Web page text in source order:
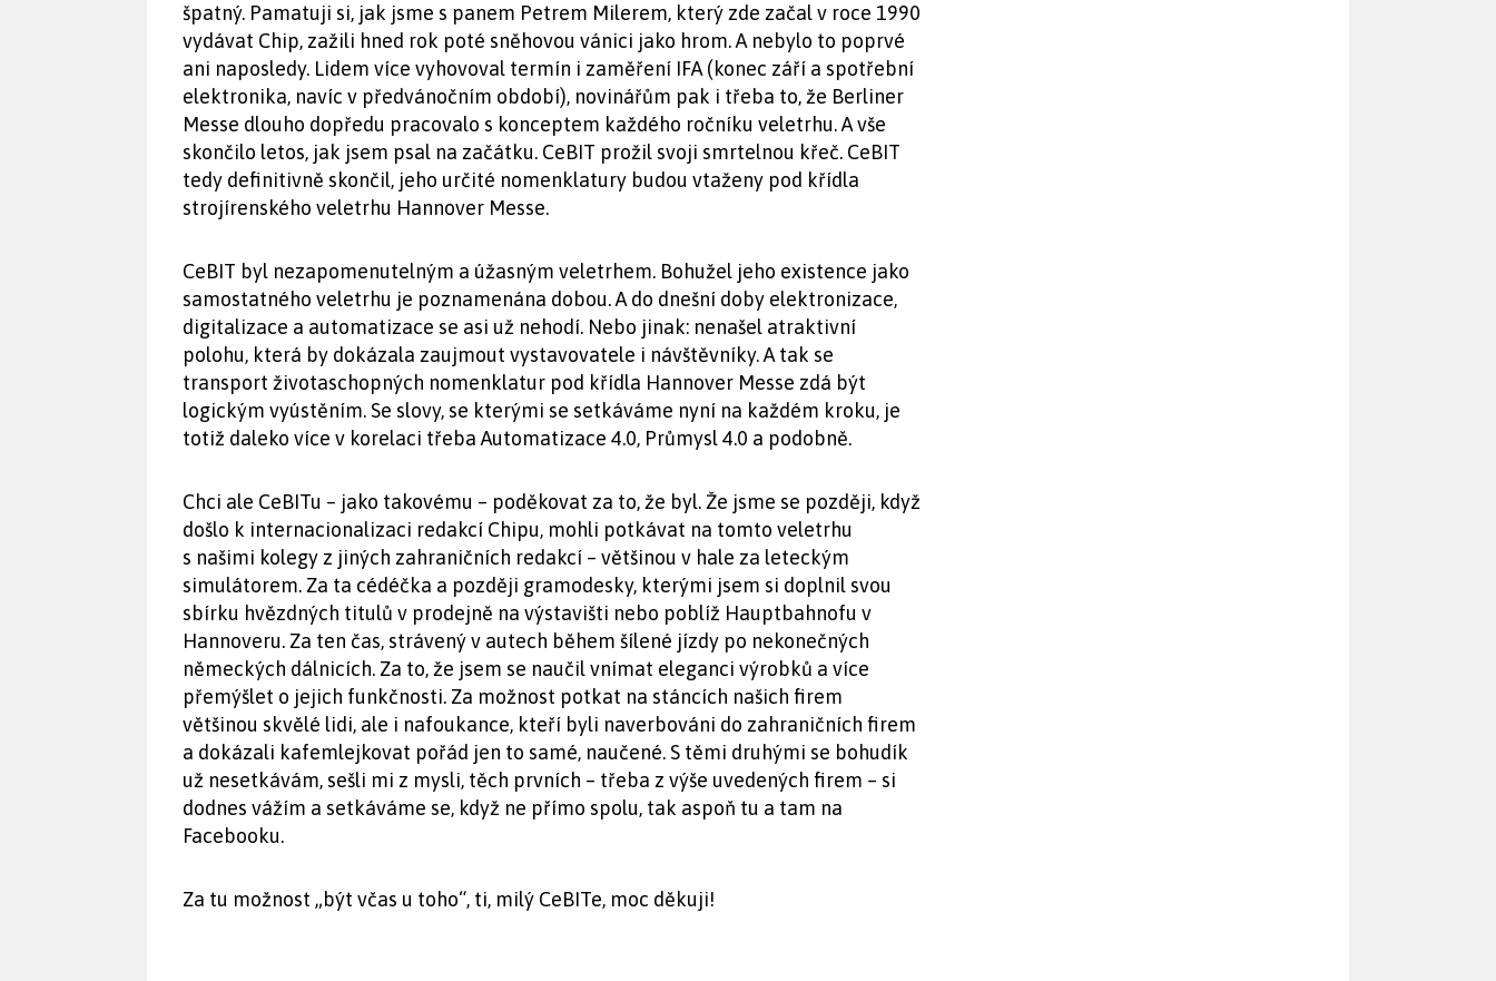
špatný. Pamatuji si, jak jsme s panem Petrem Milerem, který zde začal v roce 1990
vydávat Chip, zažili hned rok poté sněhovou vánici jako hrom. A nebylo to poprvé
ani naposledy. Lidem více vyhovoval termín i zaměření IFA (konec září a spotřební
elektronika, navíc v předvánočním období), novinářům pak i třeba to, že Berliner
Messe dlouho dopředu pracovalo s konceptem každého ročníku veletrhu. A vše
skončilo letos, jak jsem psal na začátku. CeBIT prožil svoji smrtelnou křeč. CeBIT
tedy definitivně skončil, jeho určité nomenklatury budou vtaženy pod křídla
strojírenského veletrhu Hannover Messe.
CeBIT byl nezapomenutelným a úžasným veletrhem. Bohužel jeho existence jako
samostatného veletrhu je poznamenána dobou. A do dnešní doby elektronizace,
digitalizace a automatizace se asi už nehodí. Nebo jinak: nenašel atraktivní
polohu, která by dokázala zaujmout vystavovatele i návštěvníky. A tak se
transport životaschopných nomenklatur pod křídla Hannover Messe zdá být
logickým vyústěním. Se slovy, se kterými se setkáváme nyní na každém kroku, je
totiž daleko více v korelaci třeba Automatizace 4.0, Průmysl 4.0 a podobně.
Chci ale CeBITu – jako takovému – poděkovat za to, že byl. Že jsme se později, když
došlo k internacionalizaci redakcí Chipu, mohli potkávat na tomto veletrhu
s našimi kolegy z jiných zahraničních redakcí – většinou v hale za leteckým
simulátorem. Za ta cédéčka a později gramodesky, kterými jsem si doplnil svou
sbírku hvězdných titulů v prodejně na výstavišti nebo poblíž Hauptbahnofu v
Hannoveru. Za ten čas, strávený v autech během šílené jízdy po nekonečných
německých dálnicích. Za to, že jsem se naučil vnímat eleganci výrobků a více
přemýšlet o jejich funkčnosti. Za možnost potkat na stáncích našich firem
většinou skvělé lidi, ale i nafoukance, kteří byli naverbováni do zahraničních firem
a dokázali kafemlejkovat pořád jen to samé, naučené. S těmi druhými se bohudík
už nesetkávám, sešli mi z mysli, těch prvních – třeba z výše uvedených firem – si
dodnes vážím a setkáváme se, když ne přímo spolu, tak aspoň tu a tam na
Facebooku.
Za tu možnost „být včas u toho“, ti, milý CeBITe, moc děkuji!